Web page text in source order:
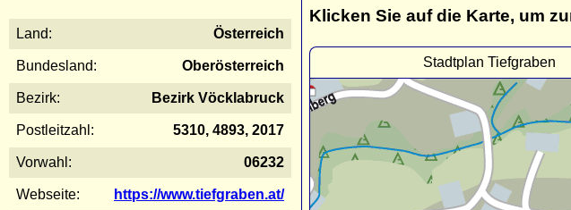
Land: Österreich
Bundesland: Oberösterreich
Bezirk: Bezirk Vöcklabruck
Postleitzahl: 5310, 4893, 2017
Vorwahl: 06232
Webseite: https://www.tiefgraben.at/
Klicken Sie auf die Karte, um
Stadtplan Tiefgraben